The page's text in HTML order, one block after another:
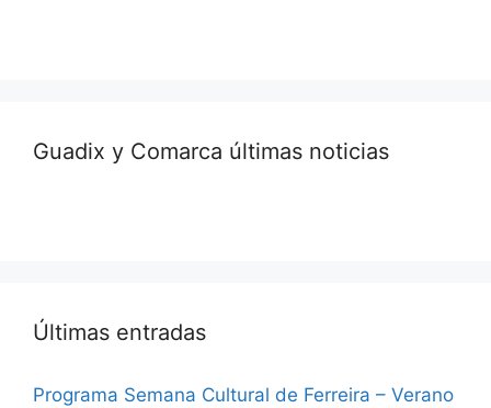
Guadix y Comarca últimas noticias
Últimas entradas
Programa Semana Cultural de Ferreira – Verano